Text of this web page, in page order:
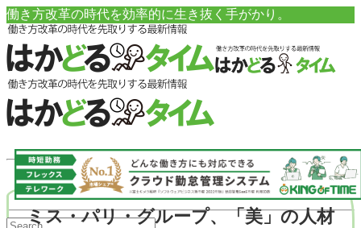
働き方改革の時代を効率的に生き抜く手がかり。
ミス・パリ・グループ、「美」の人材